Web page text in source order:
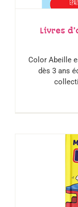
Livres
Color Abeille
dès 3 ans